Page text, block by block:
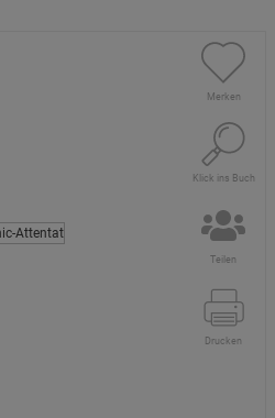
Merken
Klick ins Buch
Teilen
Drucken